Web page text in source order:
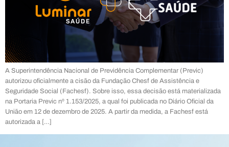
A Superintendência Nacional de Previdência Complementar (Previc)
autorizou oficialmente a cisão da Fundação Chesf de Assistência e
Seguridade Social (Fachesf). Sobre isso, essa decisão está materializada
na Portaria Previc nº 1.153/2025, a qual foi publicada no Diário Oficial da
União em 12 de dezembro de 2025. A partir da medida, a Fachesf está
autorizada a […]